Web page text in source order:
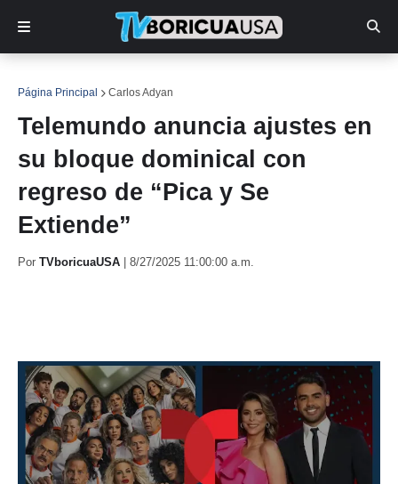
Página Principal Carlos Adyan
Telemundo anuncia ajustes en
su bloque dominical con
regreso de “Pica y Se
Extiende”
Por TVboricuaUSA 8/27/2025 11:00:00 a.m.